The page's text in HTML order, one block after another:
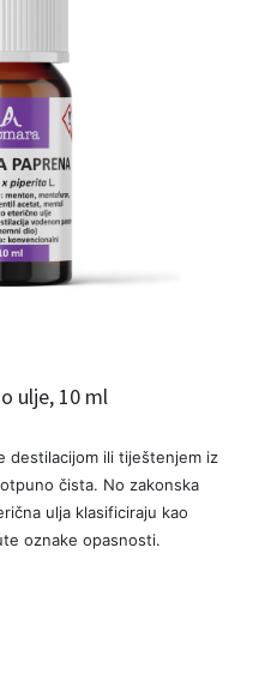
ulje, 10 ml
destilacijom ili tiještenjem iz
čista. No zakonska
ulja klasificiraju kao
oznake opasnosti.